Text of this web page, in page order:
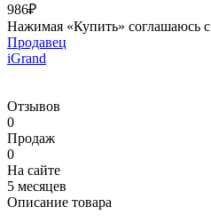
986₽
Нажимая «Купить» соглашаюсь с
Продавец
iGrand
Отзывов
0
Продаж
0
На сайте
5 месяцев
Описание товара